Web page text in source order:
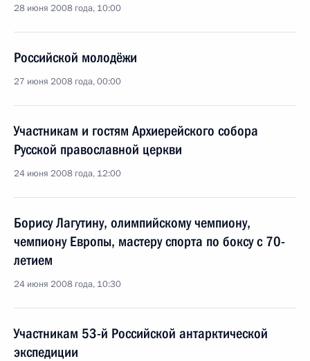
28 июня 2008 года, 10:00
Российской молодёжи
27 июня 2008 года, 00:00
Участникам и гостям Архиерейского собора
Русской православной церкви
24 июня 2008 года, 12:00
Борису Лагутину, олимпийскому чемпиону,
чемпиону Европы, мастеру спорта по боксу с 70-
летием
24 июня 2008 года, 10:30
Участникам 53-й Российской антарктической
экспедиции